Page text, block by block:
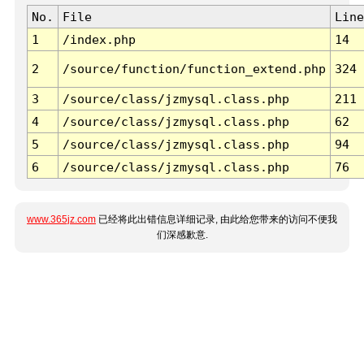
No. File
Line
1
/index.php 14
2 /source/function/function_extend.php 324
3 /source/class/jzmysql.class.php
211
4
/source/class/jzmysql.class.php
62
5
/source/class/jzmysql.class.php
94
6
/source/class/jzmysql.class.php 76
www.365jz.com 已经将此出错信息详细记录, 由此给您带来的访问不便我
们深感歉意.